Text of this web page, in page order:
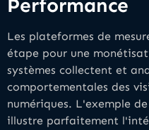
Performance
Les plateformes de
étape pour une
systèmes collectent et
comportementales des
numériques. L'exemple
illustre parfaitement